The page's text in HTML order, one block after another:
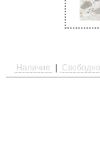
Наличие Свободно